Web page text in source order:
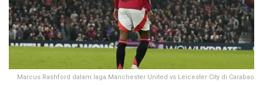
Marcus Rashford dalam laga Manchester United vs Leicester City di Carabao